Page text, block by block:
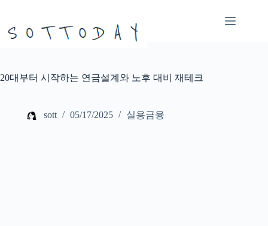
으
뛰
20대부터 시작하는 연금설계와 노후 대비 재테크
sott 05/17/2025 실용금융